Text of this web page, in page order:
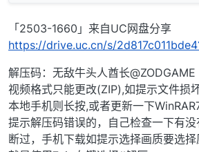
「2503-1660」来自UC网盘分享
https://drive.uc.cn/s/
解压码：无敌牛头人酋长@ZODGAME
视频格式只能更改(ZIP),如提示文件损
本地手机则长按,或者更新一下
提示解压码错误的，自己检查一下有
断过，手机下载如提示选择画质要选